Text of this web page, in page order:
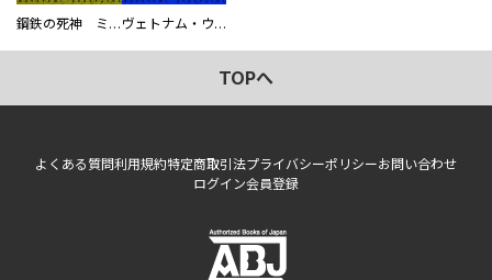
鋼鉄の死神 ミヒャエル・ビットマン戦記 ヴェトナム・ウォー VIETNAM WAR
TOPへ
よくある質問利用規約特定商取引法プライバシーポリシーお問い合わせ
ログイン会員登録